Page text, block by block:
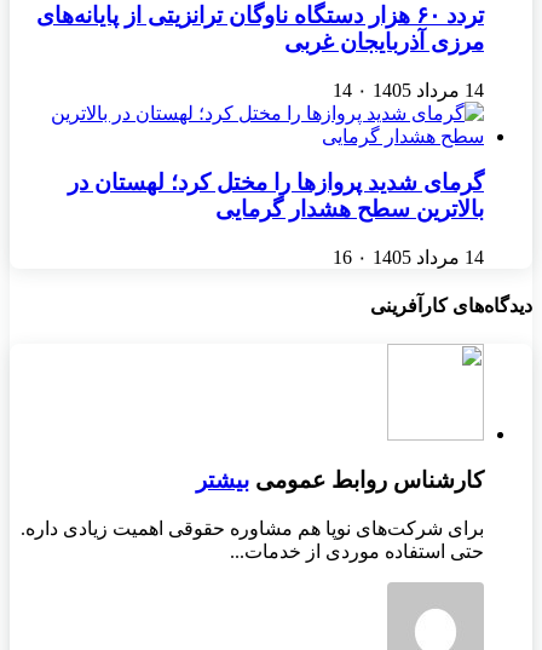
تردد ۶۰ هزار دستگاه ناوگان ترانزیتی از پایانه‌های
مرزی آذربایجان ‌غربی
14 مرداد 1405 ۰ 14
گرمای شدید پروازها را مختل کرد؛ لهستان در
بالاترین سطح هشدار گرمایی
14 مرداد 1405 ۰ 16
دیدگاه‌های کارآفرینی
کارشناس روابط عمومی بیشتر
برای شرکت‌های نوپا هم مشاوره حقوقی اهمیت زیادی داره.
حتی استفاده موردی از خدمات...